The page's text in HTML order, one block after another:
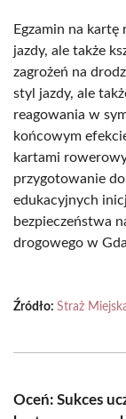
Egzamin na
jazdy, ale także
zagrożeń na
styl jazdy, ale
reagowania w
końcowym
kartami
przygotowanie do
edukacyjnych
bezpieczeństwa
drogowego w
Źródło: Straż
Oceń: Sukces